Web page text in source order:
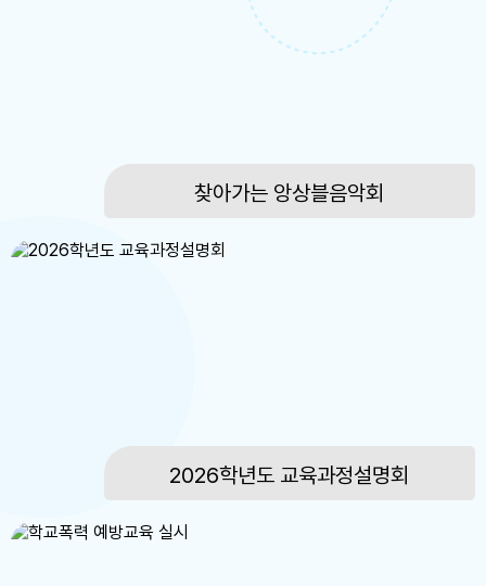
여름방학
여름방학
대체공휴일
찾아가는 앙상블음악회
2026학년도 교육과정설명회